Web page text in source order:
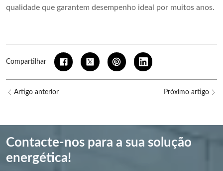
qualidade que garantem desempenho ideal por muitos anos.
Compartilhar
Artigo anterior Próximo artigo
Contacte-nos para a sua solução
energética!